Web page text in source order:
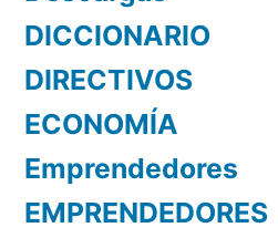
DICCIONARIO
DIRECTIVOS
ECONOMÍA
Emprendedores
EMPRENDEDORES